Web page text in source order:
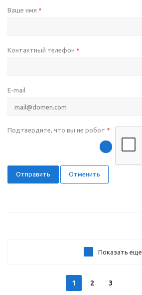
Ваше имя *
Контактный телефон *
E-mail
Подтвердите, что вы не робот *
Отправить Отменить
Показать еще
1 2 3